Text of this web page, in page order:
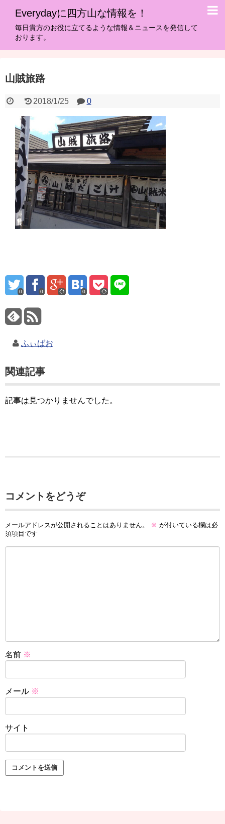
Everydayに四方山な情報を！
毎日貴方のお役に立てるような情報＆ニュースを発信して
おります。
山賊旅路
2018/1/25 0
0 0 0
ふぃばお
関連記事
記事は見つかりませんでした。
コメントをどうぞ
メールアドレスが公開されることはありません。 ※ が付いている欄は必
須項目です
名前 ※
メール ※
サイト